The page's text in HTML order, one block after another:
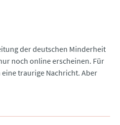
der deutschen Minderheit
noch online erscheinen. Für
traurige Nachricht. Aber